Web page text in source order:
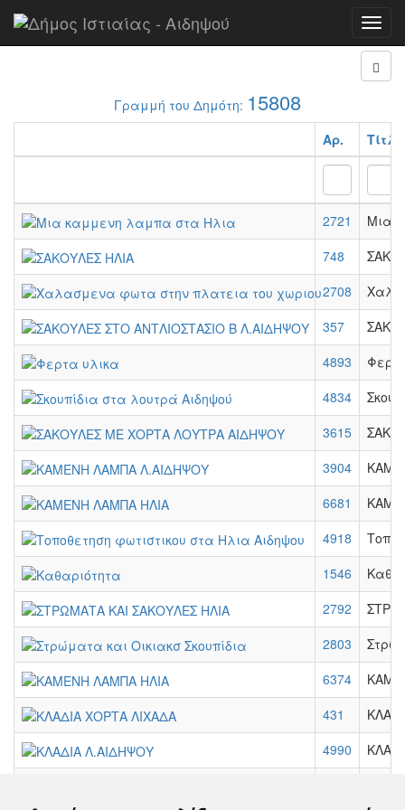
Αρχή Αναφορές
Γραμμή του Δημότη: 15808
Αρ.
2721
Μια
748
2708
357
4893
4834
3615
3904
6681
4918
1546
2792
2803
6374
431
4990